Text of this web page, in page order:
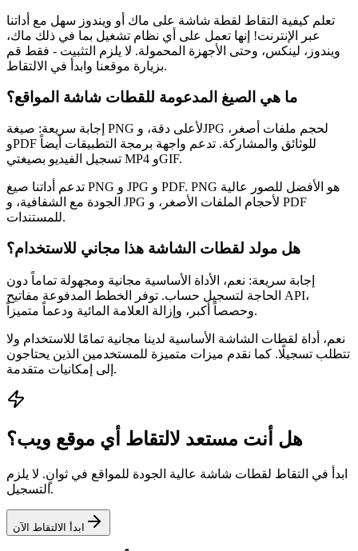
تعلم كيفية التقاط لقطة شاشة على ماك أو ويندوز سهل مع أداتنا
عبر الإنترنت! إنها تعمل على أي نظام تشغيل بما في ذلك ماك،
ويندوز، لينكس، وحتى الأجهزة المحمولة. لا يلزم التثبيت - فقط قم
بزيارة موقعنا وابدأ في الالتقاط.
ما هي الصيغ المدعومة للقطات شاشة المواقع؟
إجابة سريعة: صيغة PNG لأعلى دقة، وJPG لحجم ملفات أصغر،
وPDF للوثائق والمشاركة. تدعم واجهة برمجة التطبيقات أيضاً
تسجيل الفيديو بصيغتي MP4 وGIF.
تدعم أداتنا صيغ PNG و JPG و PDF. PNG هو الأفضل للصور عالية
الجودة مع الشفافية، و JPG لأحجام الملفات الأصغر، و PDF
للمستندات.
هل مولد لقطات الشاشة هذا مجاني للاستخدام؟
إجابة سريعة: نعم، الأداة الأساسية مجانية ومجهولة تماماً دون
الحاجة لتسجيل حساب. توفر الخطط المدفوعة مفاتيح API،
وحصصاً أكبر، وإزالة العلامة المائية ودعماً متميزاً.
نعم، أداة لقطات الشاشة الأساسية لدينا مجانية تمامًا للاستخدام ولا
تتطلب تسجيلًا. كما نقدم ميزات متميزة للمستخدمين الذين يحتاجون
إلى إمكانيات متقدمة.
هل أنت مستعد لالتقاط أي موقع ويب؟
ابدأ في التقاط لقطات شاشة عالية الجودة للمواقع في ثوانٍ. لا يلزم
التسجيل.
ابدأ الالتقاط الآن